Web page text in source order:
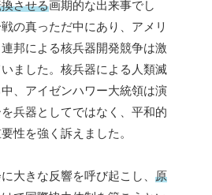
させる画期的な出来事でし
の真っただ中にあり、アメリ
邦による核兵器開発競争は激
ました。核兵器による人類滅
、アイゼンハワー大統領は演
兵器としてではなく、平和的
性を強く訴えました。
大きな反響を呼び起こし、 原